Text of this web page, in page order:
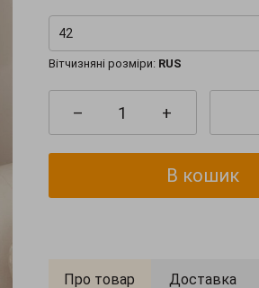
42
Вітчизняні розміри: RUS
– +
В кошик
Про товар Доставка